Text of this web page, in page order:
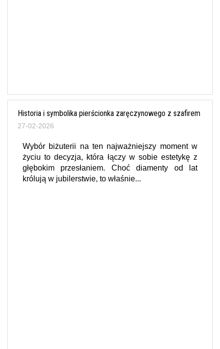
Historia i symbolika pierścionka zaręczynowego z szafirem
27-02-2026
Wybór biżuterii na ten najważniejszy moment w
życiu to decyzja, która łączy w sobie estetykę z
głębokim przesłaniem. Choć diamenty od lat
królują w jubilerstwie, to właśnie...